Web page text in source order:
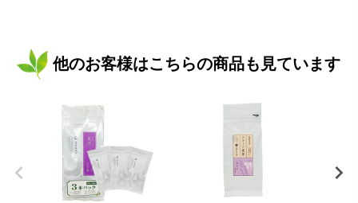
他のお客様はこちらの商品も見ています